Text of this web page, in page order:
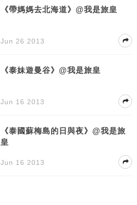
《帶媽媽去北海道》@我是旅皇
Jun 26 2013
《泰妹遊曼谷》@我是旅皇
Jun 16 2013
《泰國蘇梅島的日與夜》@我是旅
皇
Jun 16 2013